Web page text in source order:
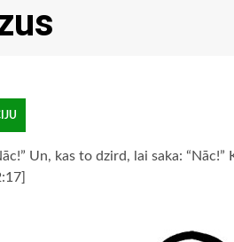
Un, kas to dzird, lai saka: